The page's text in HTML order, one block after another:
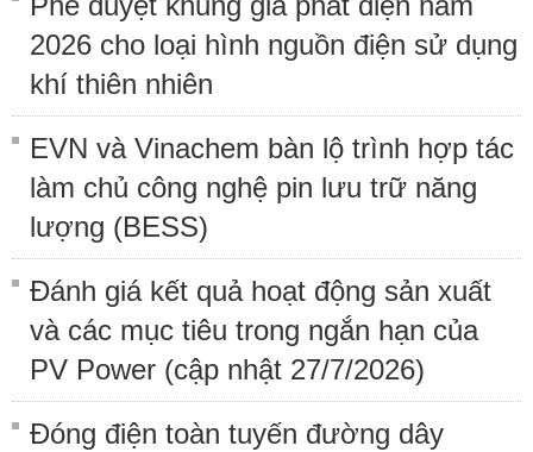
2026 cho loại hình nguồn điện sử dụng
khí thiên nhiên
EVN và Vinachem bàn lộ trình hợp tác
làm chủ công nghệ pin lưu trữ năng
lượng (BESS)
Đánh giá kết quả hoạt động sản xuất
và các mục tiêu trong ngắn hạn của
PV Power (cập nhật 27/7/2026)
Đóng điện toàn tuyến đường dây